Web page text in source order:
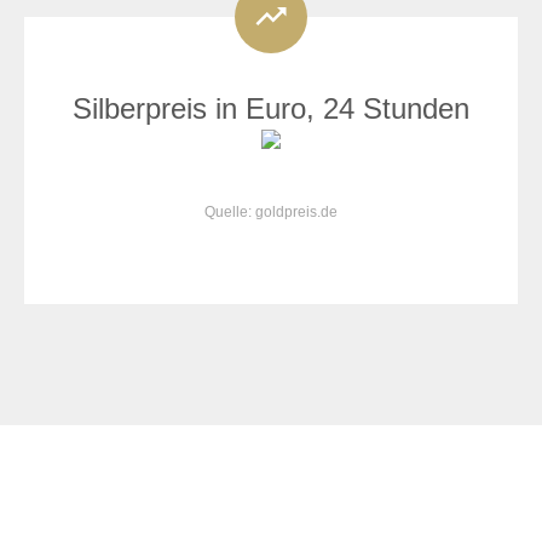
Silberpreis in Euro, 24 Stunden
Quelle: goldpreis.de